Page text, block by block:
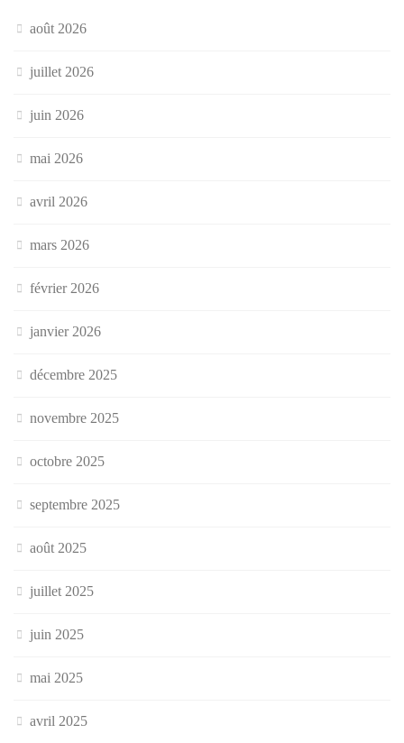
août 2026
juillet 2026
juin 2026
mai 2026
avril 2026
mars 2026
février 2026
janvier 2026
décembre 2025
novembre 2025
octobre 2025
septembre 2025
août 2025
juillet 2025
juin 2025
mai 2025
avril 2025